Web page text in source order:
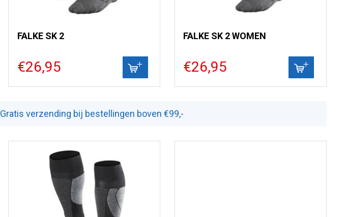
FALKE SK 2
€26,95
FALKE SK 2 WOMEN
€26,95
Gratis verzending bij bestellingen boven €99,-